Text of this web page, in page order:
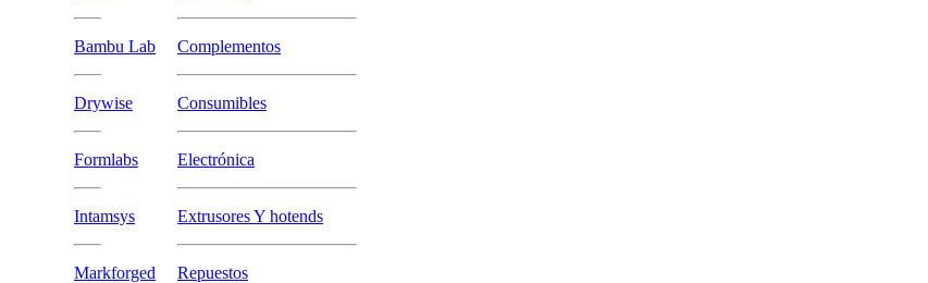
Bambu Lab
Drywise
Formlabs
Intamsys
Markforged
Complementos
Consumibles
Electrónica
Extrusores Y hotends
Repuestos